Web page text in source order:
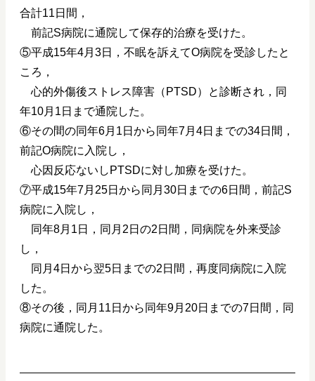
合計11日間，
前記S病院に通院して保存的治療を受けた。
⑤平成15年4月3日，不眠を訴えてO病院を受診したと
ころ，
心的外傷後ストレス障害（PTSD）と診断され，同
年10月1日まで通院した。
⑥その間の同年6月1日から同年7月4日までの34日間，
前記O病院に入院し，
心因反応ないしPTSDに対し加療を受けた。
⑦平成15年7月25日から同月30日までの6日間，前記S
病院に入院し，
同年8月1日，同月2日の2日間，同病院を外来受診
し，
同月4日から翌5日までの2日間，再度同病院に入院
した。
⑧その後，同月11日から同年9月20日までの7日間，同
病院に通院した。